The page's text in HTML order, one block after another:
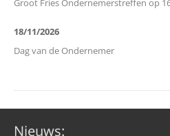
Groot Fries Ondernemerstreffen op
18/11/2026
Dag van de Ondernemer
Nieuws: